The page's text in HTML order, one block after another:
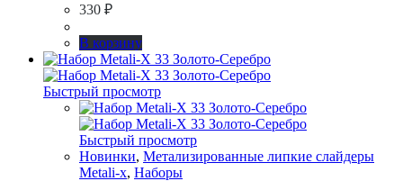
330 ₽
В корзину
Быстрый просмотр
Быстрый просмотр
Новинки, Метализированные липкие слайдеры
Metali-x, Наборы